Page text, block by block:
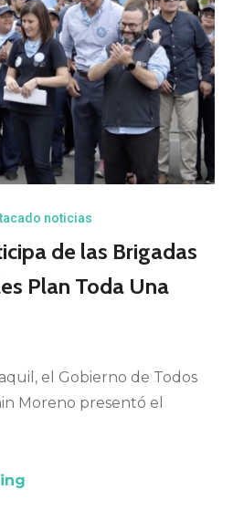
noticias
de las Brigadas
Plan Toda Una
el Gobierno de Todos
Moreno presentó el